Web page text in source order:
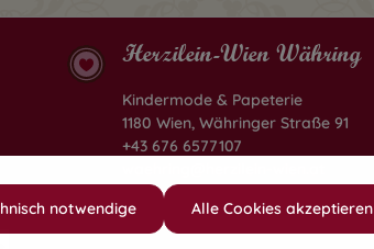
Herzilein-Wien Währing
Kindermode & Papeterie
1180 Wien, Währinger Straße 91
+43 676 6577107
notwendige Alle Cookies akzeptieren